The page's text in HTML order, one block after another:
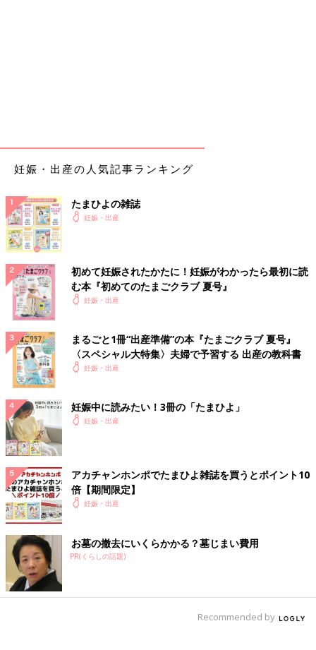
妊娠・出産の人気記事ランキング
たまひよの雑誌
妊娠・出産
初めて妊娠されたかたに！妊娠がわかったら最初に読
む本『初めてのたまごクラブ 夏号』
妊娠・出産
まるごと1冊“出産準備”の本『たまごクラブ 夏号』
〈スペシャル大特集〉夫婦で予習する 出産の教科書
妊娠・出産
妊娠中に読みたい！3冊の「たまひよ」
妊娠・出産
アカチャンホンポでたまひよ雑誌を買うとポイント10
倍【期間限定】
妊娠・出産
お墓の撤去にいくらかかる？墓じまい費用
PR(くらしの話題)
Recommended by